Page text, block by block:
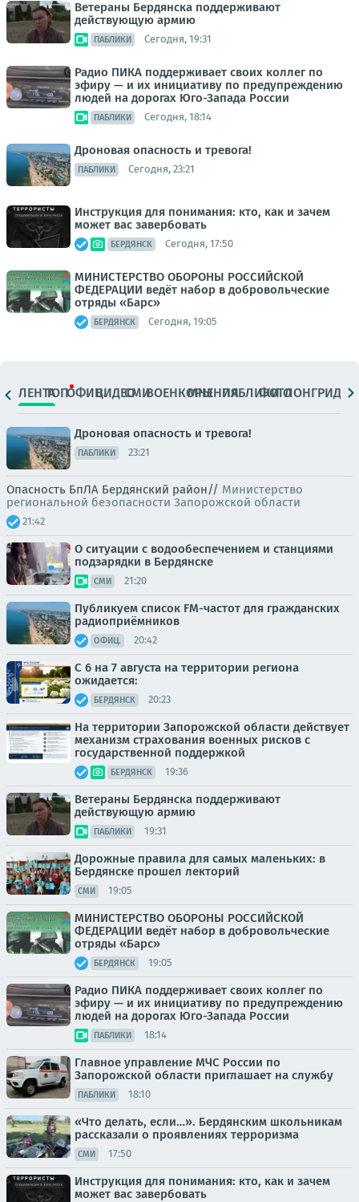
Ветераны Бердянска поддерживают
действующую армию
ПАБЛИКИ Сегодня, 19:31
Радио ПИКА поддерживает своих коллег по
эфиру — и их инициативу по предупреждению
людей на дорогах Юго-Запада России
ПАБЛИКИ Сегодня, 18:14
Дроновая опасность и тревога!
ПАБЛИКИ Сегодня, 23:21
Инструкция для понимания: кто, как и зачем
может вас завербовать
БЕРДЯНСК Сегодня, 17:50
МИНИСТЕРСТВО ОБОРОНЫ РОССИЙСКОЙ
ФЕДЕРАЦИИ ведёт набор в добровольческие
отряды «Барс»
БЕРДЯНСК Сегодня, 19:05
ЛЕНТАТОПОФИЦ.ВИДЕОСМИВОЕНКОРЫМНЕНИЯПАБЛИКИ
ФОТОЛОНГРИДЫ
Дроновая опасность и тревога!
ПАБЛИКИ 23:21
Опасность БпЛА Бердянский район// Министерство
региональной безопасности Запорожской области
21:42
О ситуации с водообеспечением и станциями
подзарядки в Бердянске
СМИ 21:20
Публикуем список FM-частот для гражданских
радиоприёмников
ОФИЦ. 20:42
С 6 на 7 августа на территории региона
ожидается:
БЕРДЯНСК 20:23
На территории Запорожской области действует
механизм страхования военных рисков с
государственной поддержкой
БЕРДЯНСК 19:36
Ветераны Бердянска поддерживают
действующую армию
ПАБЛИКИ 19:31
Дорожные правила для самых маленьких: в
Бердянске прошел лекторий
СМИ 19:05
МИНИСТЕРСТВО ОБОРОНЫ РОССИЙСКОЙ
ФЕДЕРАЦИИ ведёт набор в добровольческие
отряды «Барс»
БЕРДЯНСК 19:05
Радио ПИКА поддерживает своих коллег по
эфиру — и их инициативу по предупреждению
людей на дорогах Юго-Запада России
ПАБЛИКИ 18:14
Главное управление МЧС России по
Запорожской области приглашает на службу
ПАБЛИКИ 18:10
«Что делать, если…». Бердянским школьникам
рассказали о проявлениях терроризма
СМИ 17:50
Инструкция для понимания: кто, как и зачем
может вас завербовать